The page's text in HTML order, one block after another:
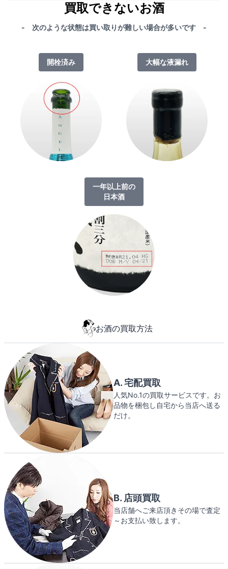
買取できないお酒
- 次のような状態は買い取りが難しい場合が多いです -
開栓済み 大幅な液漏れ
一年以上前の
日本酒
お酒の買取方法
A. 宅配買取
人気No.1の買取サービスです。お
品物を梱包し自宅から当店へ送る
だけ。
B. 店頭買取
当店舗へご来店頂きその場で査定
～お支払い致します。